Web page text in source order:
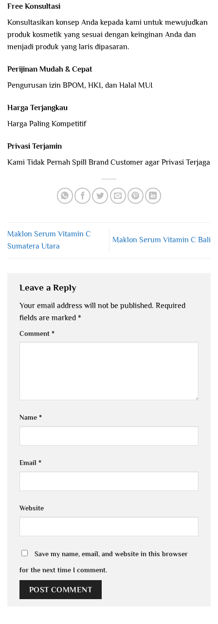
Free Konsultasi
Konsultasikan konsep Anda kepada kami untuk mewujudkan
produk kosmetik yang sesuai dengan keinginan Anda dan
menjadi produk yang laris dipasaran.
Perijinan Mudah & Cepat
Pengurusan izin BPOM, HKI, dan Halal MUI
Harga Terjangkau
Harga Paling Kompetitif
Privasi Terjamin
Kami Tidak Pernah Spill Brand Customer agar Privasi Terjaga
Maklon Serum Vitamin C
Sumatera Utara
Maklon Serum Vitamin C Bali
Leave a Reply
Your email address will not be published. Required
fields are marked *
Comment *
Name *
Email *
Website
Save my name, email, and website in this browser
for the next time I comment.